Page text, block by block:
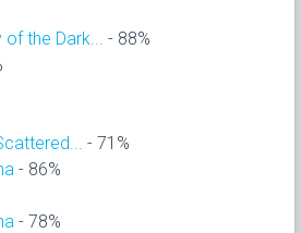
the Dark...
- 88%
- 71%
- 86%
- 78%